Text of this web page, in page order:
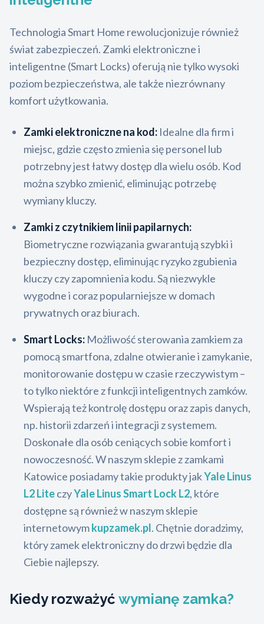
Technologia Smart Home rewolucjonizuje również
świat zabezpieczeń. Zamki elektroniczne i
inteligentne (Smart Locks) oferują nie tylko wysoki
poziom bezpieczeństwa, ale także niezrównany
komfort użytkowania.
Zamki elektroniczne na kod: Idealne dla firm i
miejsc, gdzie często zmienia się personel lub
potrzebny jest łatwy dostęp dla wielu osób. Kod
można szybko zmienić, eliminując potrzebę
wymiany kluczy.
Zamki z czytnikiem linii papilarnych:
Biometryczne rozwiązania gwarantują szybki i
bezpieczny dostęp, eliminując ryzyko zgubienia
kluczy czy zapomnienia kodu. Są niezwykle
wygodne i coraz popularniejsze w domach
prywatnych oraz biurach.
Smart Locks: Możliwość sterowania zamkiem za
pomocą smartfona, zdalne otwieranie i zamykanie,
monitorowanie dostępu w czasie rzeczywistym –
to tylko niektóre z funkcji inteligentnych zamków.
Wspierają też kontrolę dostępu oraz zapis danych,
np. historii zdarzeń i integracji z systemem.
Doskonałe dla osób ceniących sobie komfort i
nowoczesność. W naszym sklepie z zamkami
Katowice posiadamy takie produkty jakYale Linus
L2 LiteczyYale Linus Smart Lock L2, które
dostępne są również w naszym sklepie
internetowymkupzamek.pl. Chętnie doradzimy,
który zamek elektroniczny do drzwi będzie dla
Ciebie najlepszy.
Kiedy rozważyć wymianę zamka?